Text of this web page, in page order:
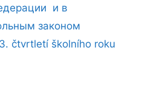
и в
законом
čtvrtletí školního roku